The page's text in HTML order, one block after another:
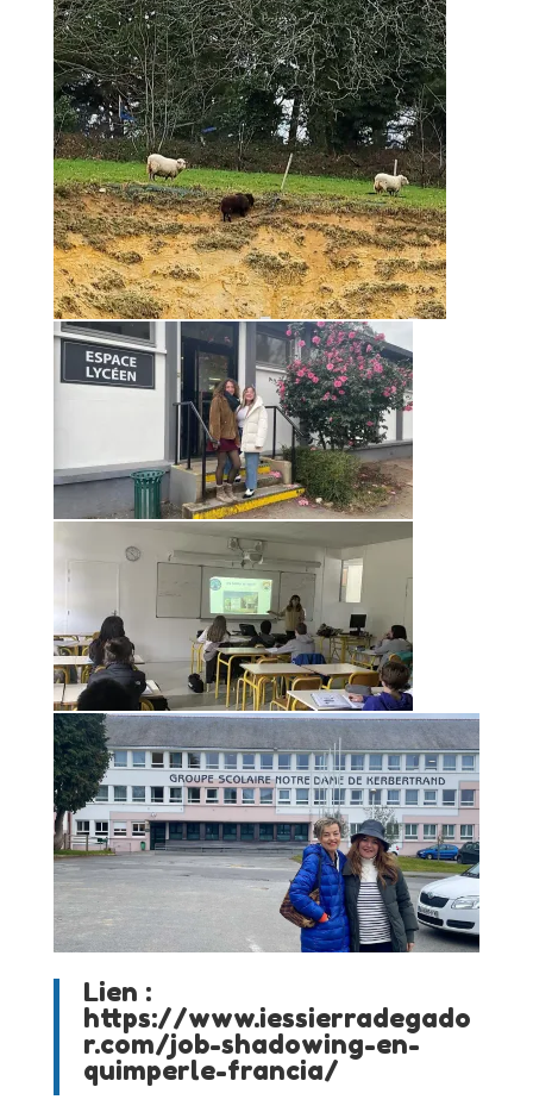
Lien :
https://www.iessierradegado
r.com/job-shadowing-en-
quimperle-francia/